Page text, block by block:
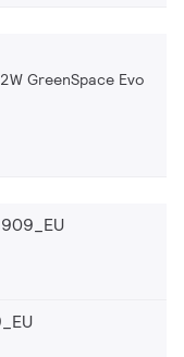
GreenSpace Evo